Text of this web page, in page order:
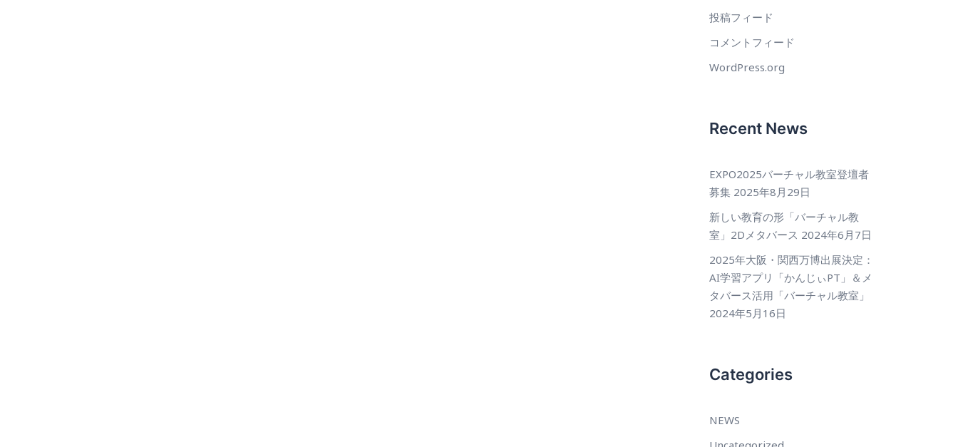
投稿フィード
コメントフィード
WordPress.org
Recent News
EXPO2025バーチャル教室登壇者
募集 2025年8月29日
新しい教育の形「バーチャル教
室」2Dメタバース 2024年6月7日
2025年大阪・関西万博出展決定：
AI学習アプリ「かんじぃPT」＆メ
タバース活用「バーチャル教室」
2024年5月16日
Categories
NEWS